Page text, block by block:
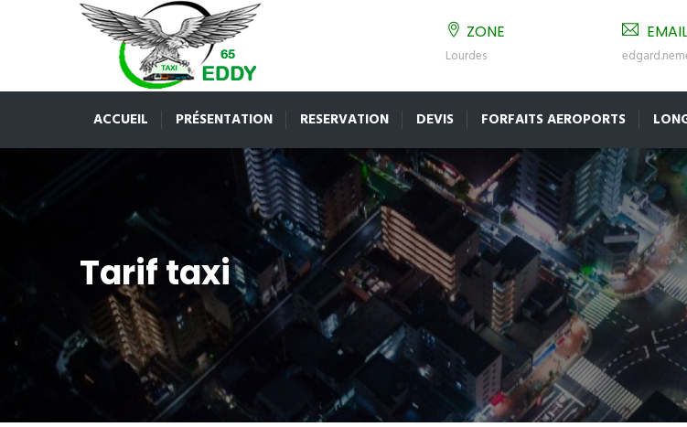
ZONE
Lourdes
EMAIL
ACCUEIL PRÉSENTATION RESERVATION DEVIS FORFAITS AEROPORTS
Tarif taxi